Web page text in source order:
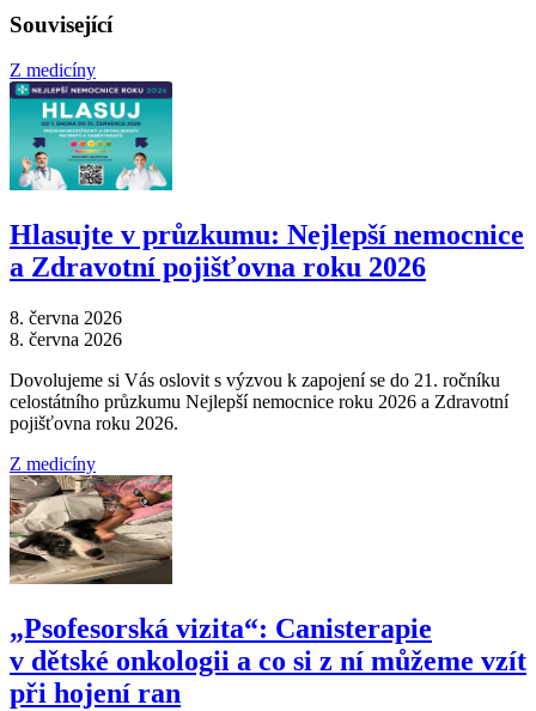
Související
Z medicíny
Hlasujte v průzkumu: Nejlepší nemocnice
a Zdravotní pojišťovna roku 2026
8. června 2026
8. června 2026
Dovolujeme si Vás oslovit s výzvou k zapojení se do 21. ročníku
celostátního průzkumu Nejlepší nemocnice roku 2026 a Zdravotní
pojišťovna roku 2026.
Z medicíny
„Psofesorská vizita“: Canisterapie
v dětské onkologii a co si z ní můžeme vzít
při hojení ran